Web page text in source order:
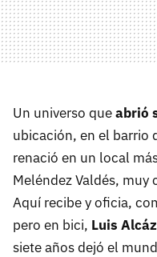
Un universo queabrió
ubicación, en el barrio
renació en un local
Meléndez Valdés, muy
Aquí recibe y oficia,
pero en bici, Luis
siete años dejó el